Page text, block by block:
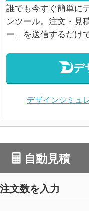
誰でも今すぐ簡単に
ンツール。注文・見
ー」を送信するだけ
デ
デザインシミュ
自動見積
注文数を入力